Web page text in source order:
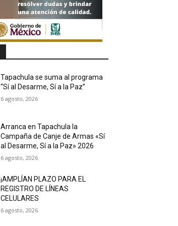
Tapachula se suma al programa
“Sí al Desarme, Sí a la Paz”
6 agosto, 2026
Arranca en Tapachula la
Campaña de Canje de Armas «Sí
al Desarme, Sí a la Paz» 2026
6 agosto, 2026
¡AMPLÍAN PLAZO PARA EL
REGISTRO DE LÍNEAS
CELULARES
6 agosto, 2026